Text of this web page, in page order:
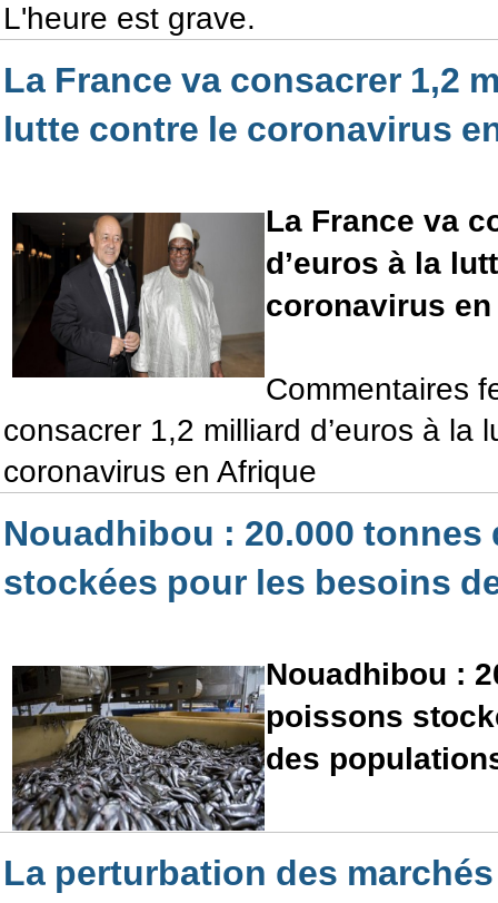
L'heure est grave.
La France va consacrer 1,2
lutte contre le coronavirus
La France va
d’euros à la
coronavirus
Commentaires
consacrer 1,2 milliard d’euros à la
coronavirus en Afrique
Nouadhibou : 20.000
stockées pour les besoins
Nouadhibou :
poissons
des
La perturbation des